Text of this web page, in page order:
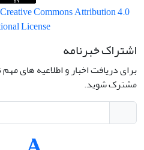
Creative Commons Attribution 4.0
License
اشتراک خبرنامه
برای دریافت اخبار و اطلاعیه های
مشترک شوید.